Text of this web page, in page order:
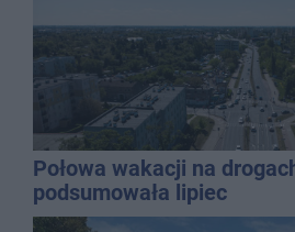
Połowa wakacji na
podsumowała lipiec